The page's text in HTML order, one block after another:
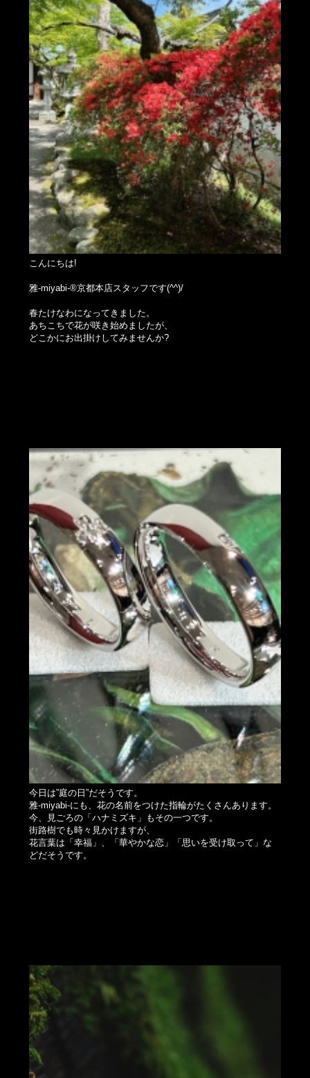
こんにちは!
雅-miyabi-®京都本店スタッフです(^^)/
春たけなわになってきました。
あちこちで花が咲き始めましたが、
どこかにお出掛けしてみませんか?
今日は”庭の日”だそうです。
雅-miyabi-にも、花の名前をつけた指輪がたくさんあります。
今、見ごろの「ハナミズキ」もその一つです。
街路樹でも時々見かけますが、
花言葉は「幸福」、「華やかな恋」「思いを受け取って」な
どだそうです。